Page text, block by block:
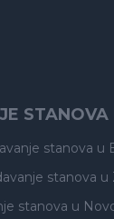
STANOVA
stanova u
stanova u
stanova u